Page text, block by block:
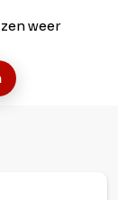
weer